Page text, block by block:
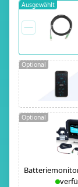
Ausgewählt
Optional
Optional